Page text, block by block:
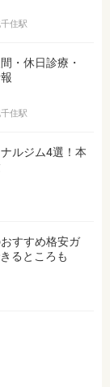
住駅
・休日診療・
住駅
ルジム4選！本
すすめ格安ガ
るところも